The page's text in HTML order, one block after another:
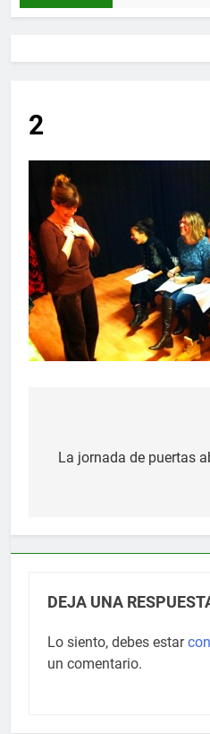
2
de
La jornada de puertas
DEJA UNA
Lo siento, debes estar
un comentario.